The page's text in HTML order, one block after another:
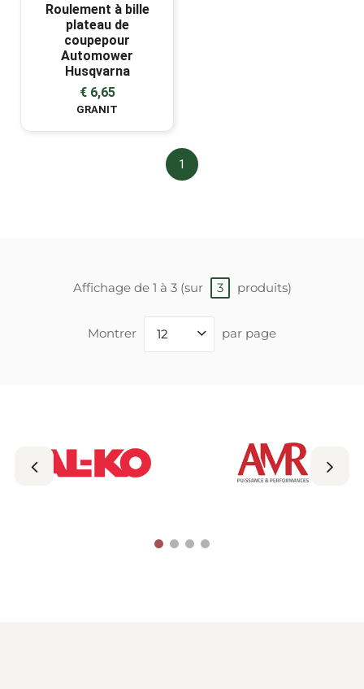
Roulement à bille
plateau de
coupepour
Automower
Husqvarna
€ 6,65
GRANIT
1
Affichage de 1 à 3 (sur 3 produits)
Montrer 12 par page